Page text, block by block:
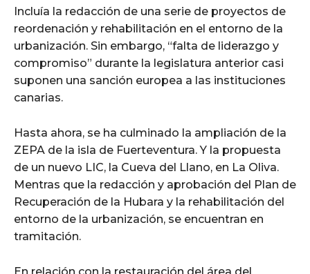
Incluía la redacción de una serie de proyectos de
reordenación y rehabilitación en el entorno de la
urbanización. Sin embargo, “falta de liderazgo y
compromiso” durante la legislatura anterior casi
suponen una sanción europea a las instituciones
canarias.
Hasta ahora, se ha culminado la ampliación de la
ZEPA de la isla de Fuerteventura. Y la propuesta
de un nuevo LIC, la Cueva del Llano, en La Oliva.
Mentras que la redacción y aprobación del Plan de
Recuperación de la Hubara y la rehabilitación del
entorno de la urbanización, se encuentran en
tramitación.